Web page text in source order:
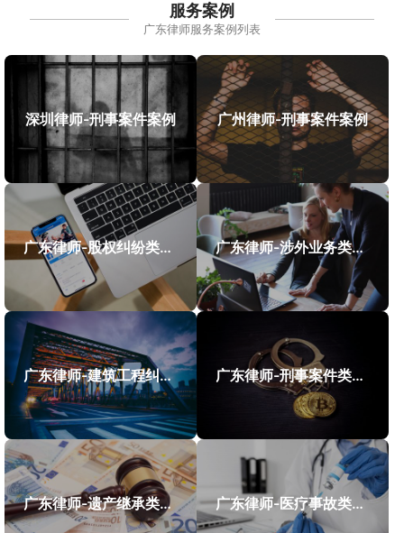
服务案例
广东律师服务案例列表
深圳律师-刑事案件案例 广州律师-刑事案件案例
广东律师-股权纠纷类案件案例 广东律师-涉外业务类案件案例
广东律师-建筑工程纠纷类案件案例 广东律师-刑事案件类案例
广东律师-遗产继承类案件案例 广东律师-医疗事故类案件案例